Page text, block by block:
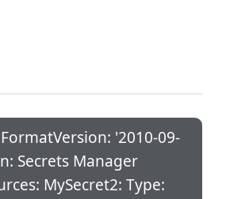
'2010-09-
Secrets Manager
MySecret2: Type: